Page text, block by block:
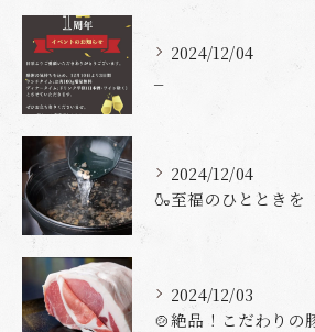
2024/12/04
2024/12/04
2024/12/03